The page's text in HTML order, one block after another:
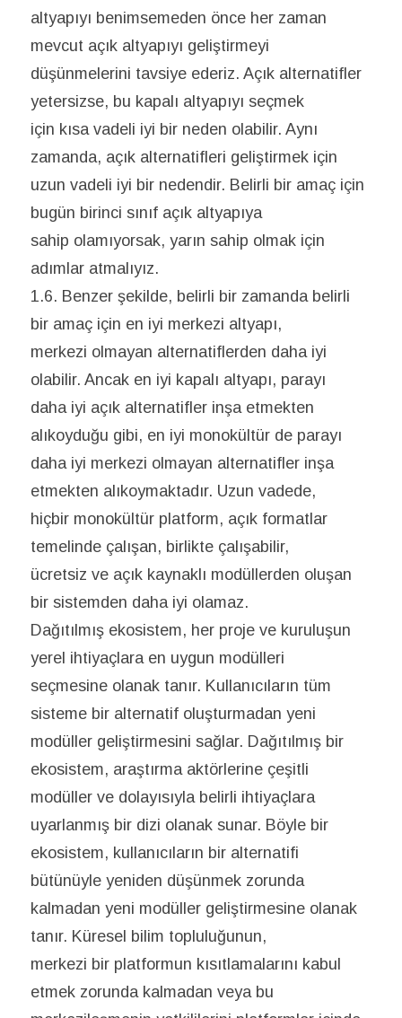
altyapıyı benimsemeden önce her zaman
mevcut açık altyapıyı geliştirmeyi
düşünmelerini tavsiye ederiz. Açık alternatifler
yetersizse, bu kapalı altyapıyı seçmek
için kısa vadeli iyi bir neden olabilir. Aynı
zamanda, açık alternatifleri geliştirmek için
uzun vadeli iyi bir nedendir. Belirli bir amaç için
bugün birinci sınıf açık altyapıya
sahip olamıyorsak, yarın sahip olmak için
adımlar atmalıyız.
1.6. Benzer şekilde, belirli bir zamanda belirli
bir amaç için en iyi merkezi altyapı,
merkezi olmayan alternatiflerden daha iyi
olabilir. Ancak en iyi kapalı altyapı, parayı
daha iyi açık alternatifler inşa etmekten
alıkoyduğu gibi, en iyi monokültür de parayı
daha iyi merkezi olmayan alternatifler inşa
etmekten alıkoymaktadır. Uzun vadede,
hiçbir monokültür platform, açık formatlar
temelinde çalışan, birlikte çalışabilir,
ücretsiz ve açık kaynaklı modüllerden oluşan
bir sistemden daha iyi olamaz.
Dağıtılmış ekosistem, her proje ve kuruluşun
yerel ihtiyaçlara en uygun modülleri
seçmesine olanak tanır. Kullanıcıların tüm
sisteme bir alternatif oluşturmadan yeni
modüller geliştirmesini sağlar. Dağıtılmış bir
ekosistem, araştırma aktörlerine çeşitli
modüller ve dolayısıyla belirli ihtiyaçlara
uyarlanmış bir dizi olanak sunar. Böyle bir
ekosistem, kullanıcıların bir alternatifi
bütünüyle yeniden düşünmek zorunda
kalmadan yeni modüller geliştirmesine olanak
tanır. Küresel bilim topluluğunun,
merkezi bir platformun kısıtlamalarını kabul
etmek zorunda kalmadan veya bu